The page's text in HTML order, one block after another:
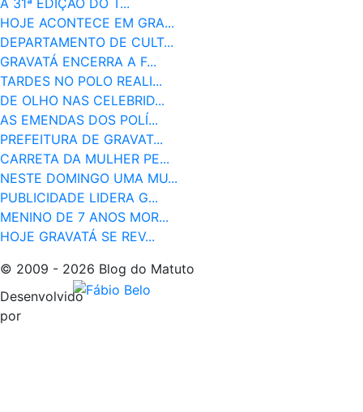
A 31ª EDIÇÃO DO T...
HOJE ACONTECE EM GRA...
DEPARTAMENTO DE CULT...
GRAVATÁ ENCERRA A F...
TARDES NO POLO REALI...
DE OLHO NAS CELEBRID...
AS EMENDAS DOS POLÍ...
PREFEITURA DE GRAVAT...
CARRETA DA MULHER PE...
NESTE DOMINGO UMA MU...
PUBLICIDADE LIDERA G...
MENINO DE 7 ANOS MOR...
HOJE GRAVATÁ SE REV...
© 2009 - 2026 Blog do Matuto
Desenvolvido
por